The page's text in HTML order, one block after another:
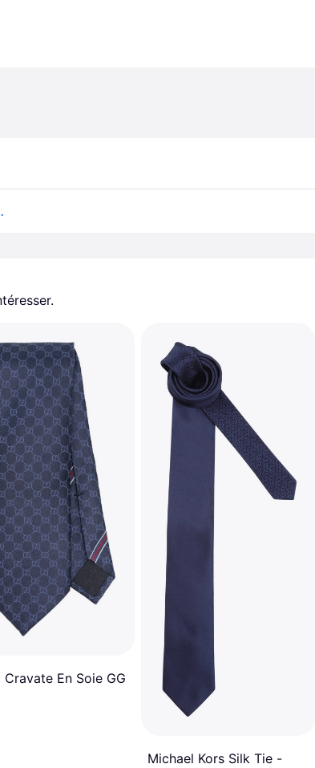
Bleu - Taille: ONE Size
Cravate En Soie GG
Michael Kors Silk Tie -